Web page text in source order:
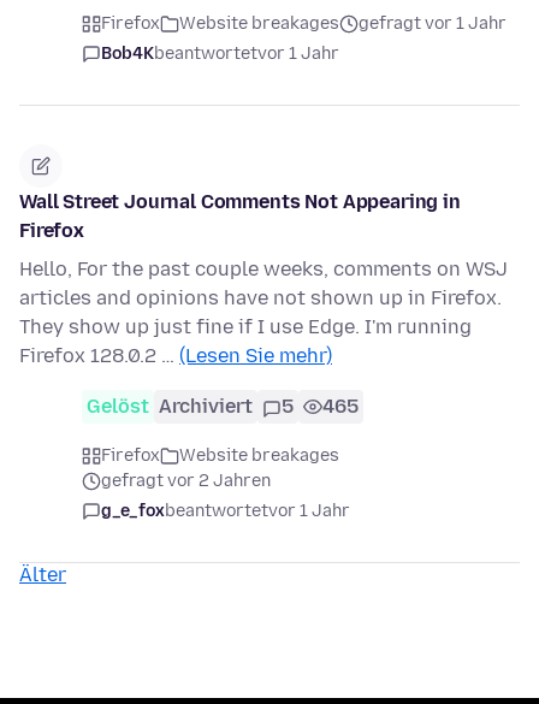
Firefox Website breakages
gefragt vor 1 Jahr
Bob4Kbeantwortetvor 1 Jahr
Wall Street Journal Comments Not Appearing in
Firefox
Hello, For the past couple weeks, comments on WSJ
articles and opinions have not shown up in Firefox.
They show up just fine if I use Edge. I'm running
Firefox 128.0.2 … (Lesen Sie mehr)
Gelöst Archiviert 5 465
Firefox
Website breakages
gefragt vor 2 Jahren
g_e_foxbeantwortetvor 1 Jahr
Älter